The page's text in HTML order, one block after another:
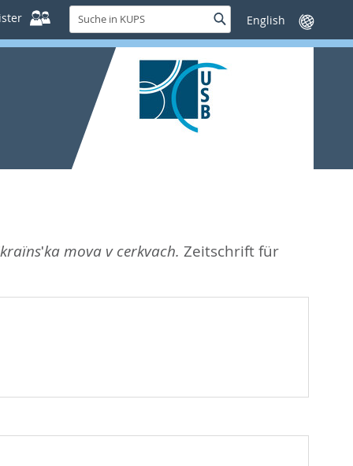
Suche
in
KUPS
SucheSprache
wechseln
mova v cerkvach. Zeitschrift für